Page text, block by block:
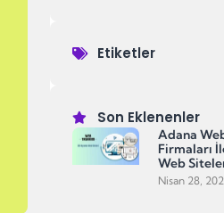
Etiketler
Son Eklenenler
Adana
Firmaları
Web
Nisan 28,